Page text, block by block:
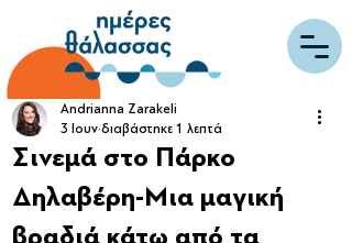
Σινεμά στο Πάρκο
Δηλαβέρη-Μια μαγική
Andrianna Zarakeli
3 Ιουν διαβάστηκε 1 λεπτά